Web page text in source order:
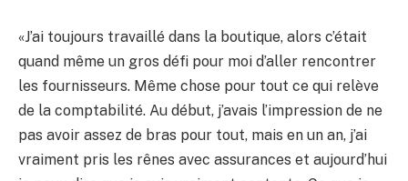
«J’ai toujours travaillé dans la boutique, alors c’était
quand même un gros défi pour moi d’aller rencontrer
les fournisseurs. Même chose pour tout ce qui relève
de la comptabilité. Au début, j’avais l’impression de ne
pas avoir assez de bras pour tout, mais en un an, j’ai
vraiment pris les rênes avec assurances et aujourd’hui